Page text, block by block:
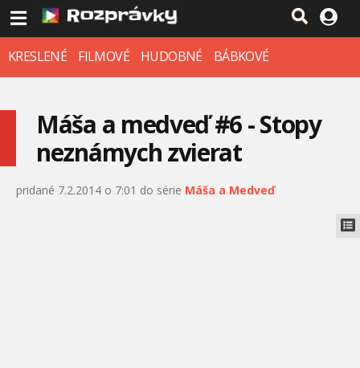
KRESLENÉ FILMOVÉ HUDOBNÉ BÁBKOVÉ
Máša a medveď #6 - Stopy
neznámych zvierat
pridané 7.2.2014 o 7:01 do série Máša a Medveď